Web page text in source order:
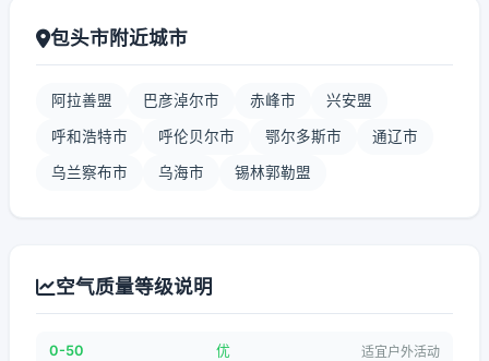
包头市附近城市
阿拉善盟 巴彦淖尔市 赤峰市 兴安盟
呼和浩特市 呼伦贝尔市 鄂尔多斯市 通辽市
乌兰察布市 乌海市 锡林郭勒盟
空气质量等级说明
0-50 优 适宜户外活动